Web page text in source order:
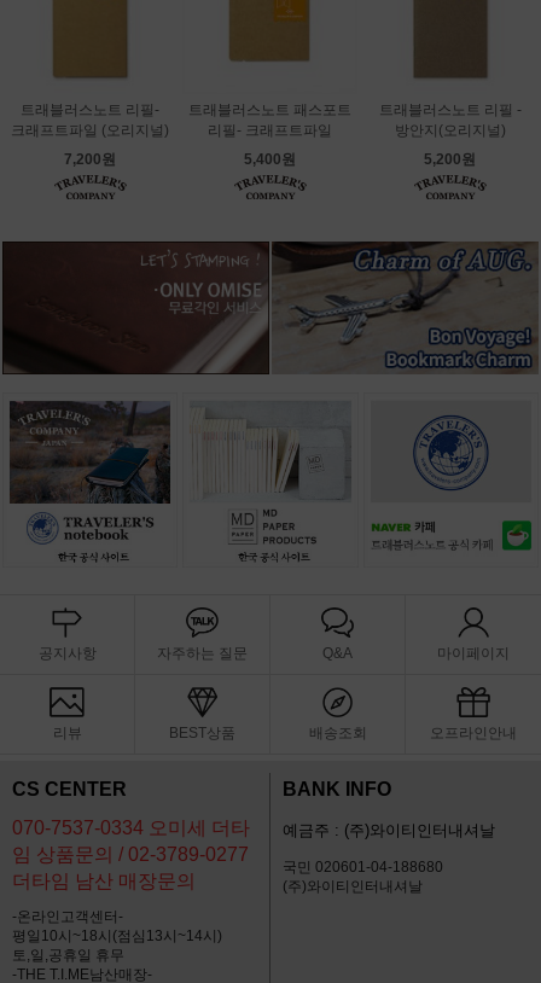
트래블러스노트 리필-
크래프트파일 (오리지널)
7,200원
트래블러스노트 패스포트
리필- 크래프트파일
5,400원
트래블러스노트 리필 -
방안지(오리지널)
5,200원
공지사항 자주하는 질문 Q&A 마이페이지
리뷰 BEST상품 배송조회 오프라인안내
CS CENTER
070-7537-0334 오미세 더타
임 상품문의 / 02-3789-0277
더타임 남산 매장문의
-온라인고객센터-
평일10시~18시(점심13시~14시)
토,일,공휴일 휴무
-THE T.I.ME남산매장-
BANK INFO
예금주 : (주)와이티인터내셔날
국민 020601-04-188680
(주)와이티인터내셔날